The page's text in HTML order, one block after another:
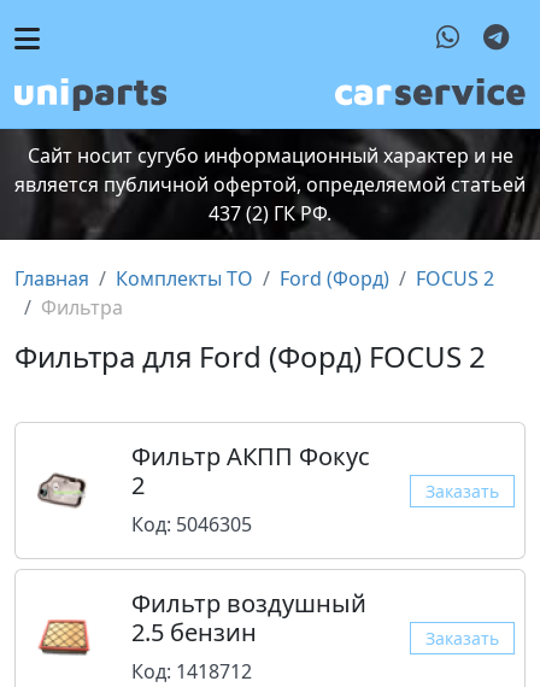
Сайт носит сугубо информационный характер и не
является публичной офертой, определяемой статьей
437 (2) ГК РФ.
Главная Комплекты ТО Ford (Форд)
FOCUS 2
Фильтра
Фильтра для Ford (Форд) FOCUS 2
Фильтр АКПП Фокус
2
Код: 5046305
Заказать
Фильтр воздушный
2.5 бензин
Код: 1418712
Заказать